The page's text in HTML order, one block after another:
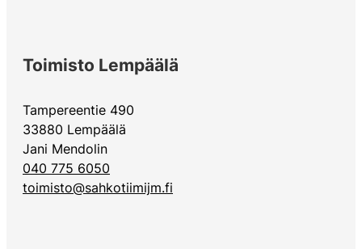
Toimisto Lempäälä
Tampereentie 490
33880 Lempäälä
Jani Mendolin
040 775 6050
toimisto@sahkotiimijm.fi